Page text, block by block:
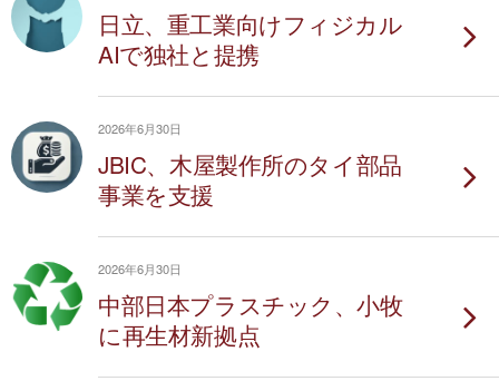
日立、重工業向けフィジカル
AIで独社と提携
2026年6月30日
JBIC、木屋製作所のタイ部品
事業を支援
2026年6月30日
中部日本プラスチック、小牧
に再生材新拠点